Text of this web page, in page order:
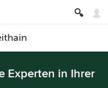
Experten in Ihrer